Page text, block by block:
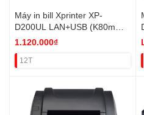
Máy in bill Xprinter XP-
D200UL LAN+USB (K80mm)
CHƯA VAT
1.120.000₫
12T